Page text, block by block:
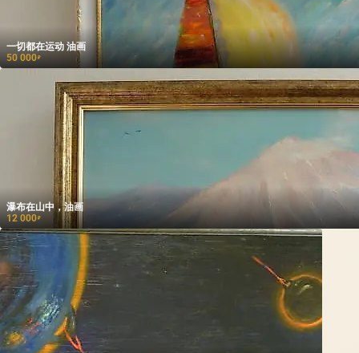
一切都在运动 油画
50 000₽
瀑布在山中，油画
12 000₽